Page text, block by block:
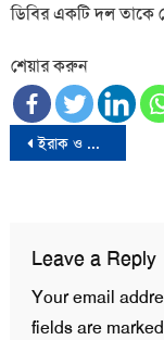
ডিবির একটি দল তাকে
শেয়ার করুন
Post
ইরাক ও সিরিয়ায় ইরানের বিভিন্ন স্থাপনায় যুক্তরাষ্ট্রের হামলা
Leave a Reply
Your email
fields are marked